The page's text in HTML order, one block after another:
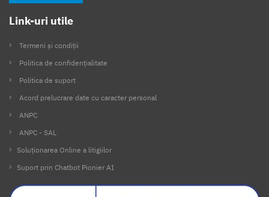
Link-uri utile
Termeni și condiții
Politica de confidențialitate
Politica de suport
Acord prelucrare date cu caracter personal
ANPC
ANPC - SAL
Soluționarea Online a litigiilor
Suport prin Chatbot Pionier AI